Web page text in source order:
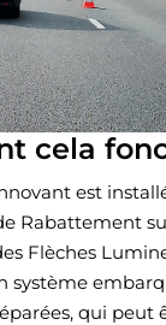
cela
est
Rabattement
Flèches
système
qui peut